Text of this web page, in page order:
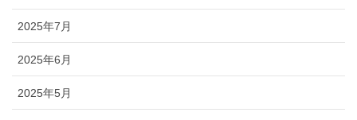
2025年7月
2025年6月
2025年5月